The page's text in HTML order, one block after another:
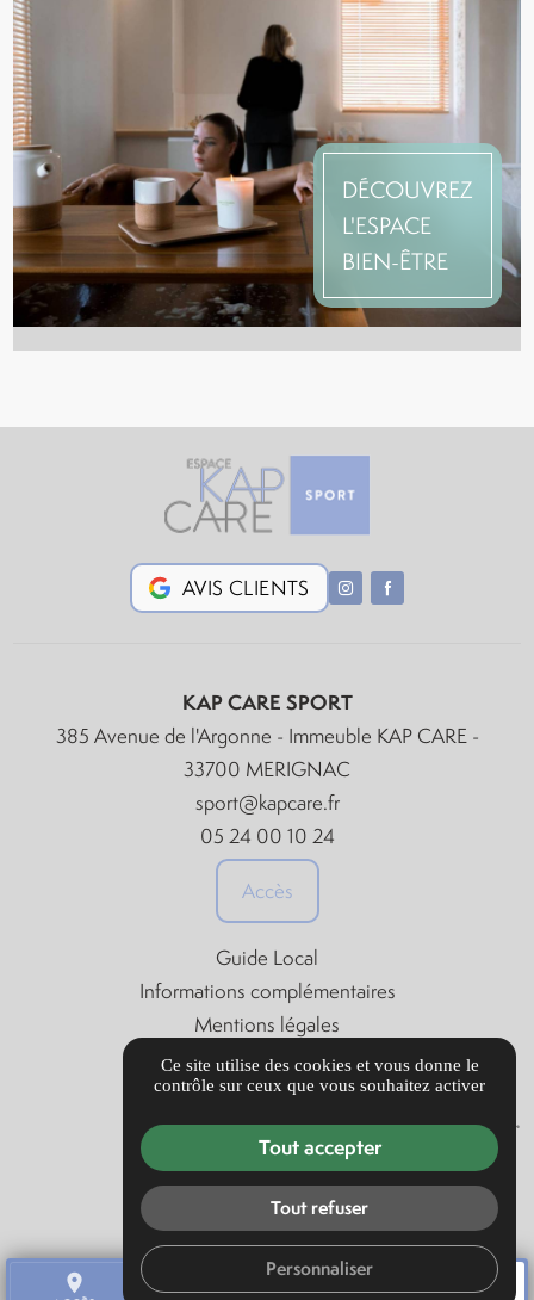
place
DÉCOUVREZ
L'ESPACE
BIEN-ÊTRE
AVIS CLIENTS
KAP CARE SPORT
385 Avenue de l'Argonne - Immeuble KAP CARE -
33700 MERIGNAC
sport@kapcare.fr
05 24 00 10 24
Accès
Guide Local
Informations complémentaires
Mentions légales
Politique de confidentialité
Gestion des cookies
Ce site utilise des cookies et vous donne le
contrôle sur ceux que vous souhaitez activer
Tout accepter
Tout refuser
Personnaliser